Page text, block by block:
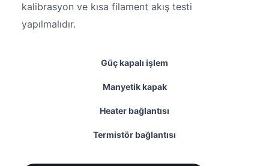
kalibrasyon ve kısa filament akış testi
yapılmalıdır.
Güç kapalı işlem
Manyetik kapak
Heater bağlantısı
Termistör bağlantısı